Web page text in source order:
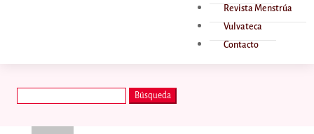
Revista Menstrúa
Vulvateca
Contacto